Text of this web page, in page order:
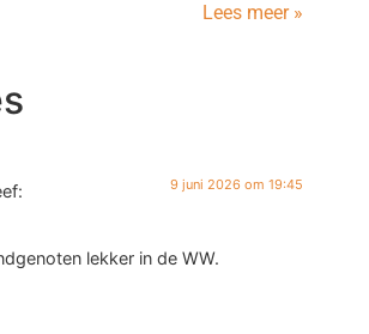
Lees meer »
9 juni 2026 om 19:45
lekker in de WW.